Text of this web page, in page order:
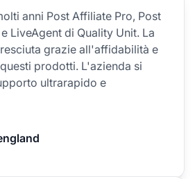
anni Post Affiliate Pro, Post
LiveAgent di Quality Unit. La
grazie all'affidabilità e
prodotti. L'azienda si
ultrarapido e